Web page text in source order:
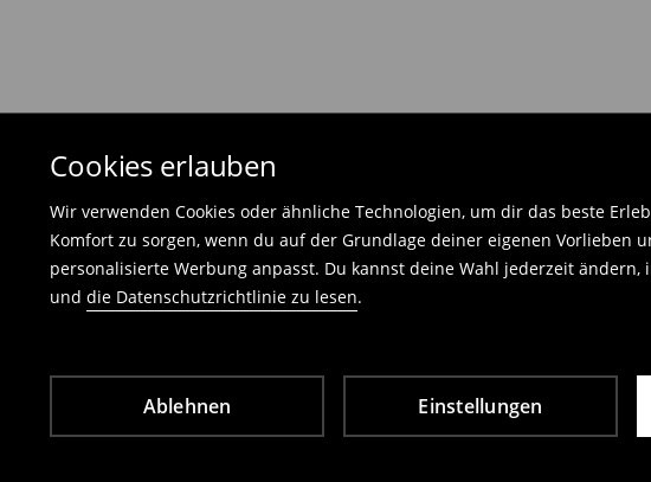
Cookies erlauben
Wir verwenden Cookies oder ähnliche Technologien, um dir das beste
Komfort zu sorgen, wenn du auf der Grundlage deiner eigenen
personalisierte Werbung anpasst. Du kannst deine Wahl jederzeit
und die Datenschutzrichtlinie zu lesen.
Ablehnen Einstellungen